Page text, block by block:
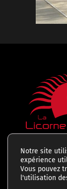
Notre site
expérience
Vous pouvez
l'utilisation